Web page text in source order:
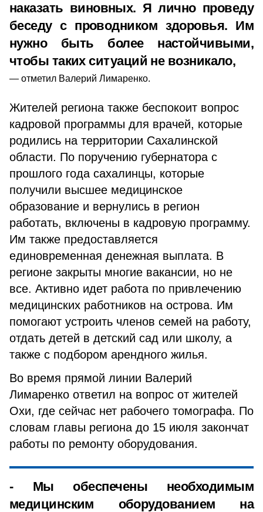
наказать виновных. Я лично проведу
беседу с проводником здоровья. Им
нужно быть более настойчивыми,
чтобы таких ситуаций не возникало,
отметил Валерий Лимаренко.
Жителей региона также беспокоит вопрос
кадровой программы для врачей, которые
родились на территории Сахалинской
области. По поручению губернатора с
прошлого года сахалинцы, которые
получили высшее медицинское
образование и вернулись в регион
работать, включены в кадровую программу.
Им также предоставляется
единовременная денежная выплата. В
регионе закрыты многие вакансии, но не
все. Активно идет работа по привлечению
медицинских работников на острова. Им
помогают устроить членов семей на работу,
отдать детей в детский сад или школу, а
также с подбором арендного жилья.
Во время прямой линии Валерий
Лимаренко ответил на вопрос от жителей
Охи, где сейчас нет рабочего томографа. По
словам главы региона до 15 июля закончат
работы по ремонту оборудования.
- Мы обеспечены необходимым
медицинским оборудованием на